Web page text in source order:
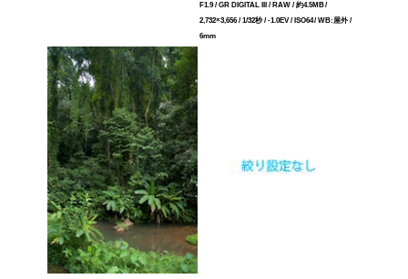
F1.9 / GR DIGITAL III / RAW / 約4.5MB /
2,732×3,656 / 1/32秒 / -1.0EV / ISO64 / WB:屋外 /
6mm